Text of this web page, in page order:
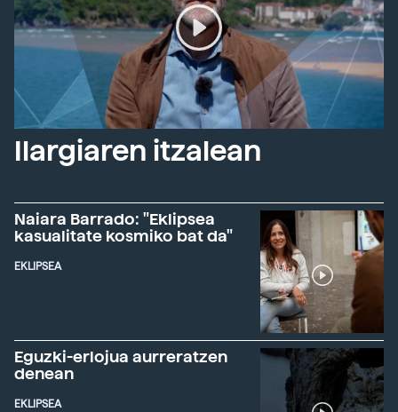
Ilargiaren itzalean
Naiara Barrado: "Eklipsea
kasualitate kosmiko bat da"
EKLIPSEA
Eguzki-erlojua aurreratzen
denean
EKLIPSEA